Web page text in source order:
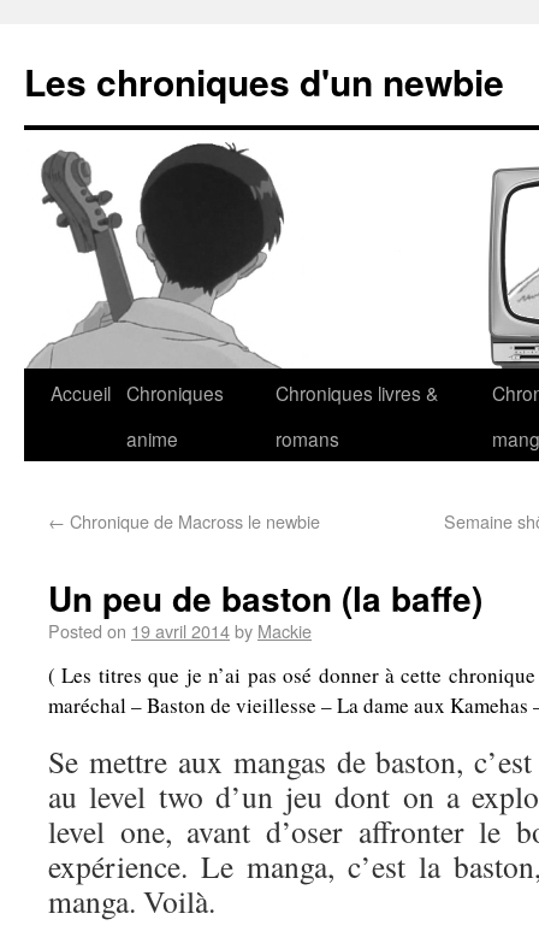
Les chroniques d'un newbie
Accueil Chroniques
anime
Chroniques livres &
romans
← Chronique de Macross le newbie Semaine
Un peu de baston (la baffe)
Posted on 19 avril 2014by Mackie
( Les titres que je n’ai pas osé donner à cette
maréchal – Baston de vieillesse – La dame aux
Se mettre aux mangas de baston,
au level two d’un jeu dont on a
level one, avant d’oser affronter le
expérience. Le manga, c’est la
manga. Voilà.